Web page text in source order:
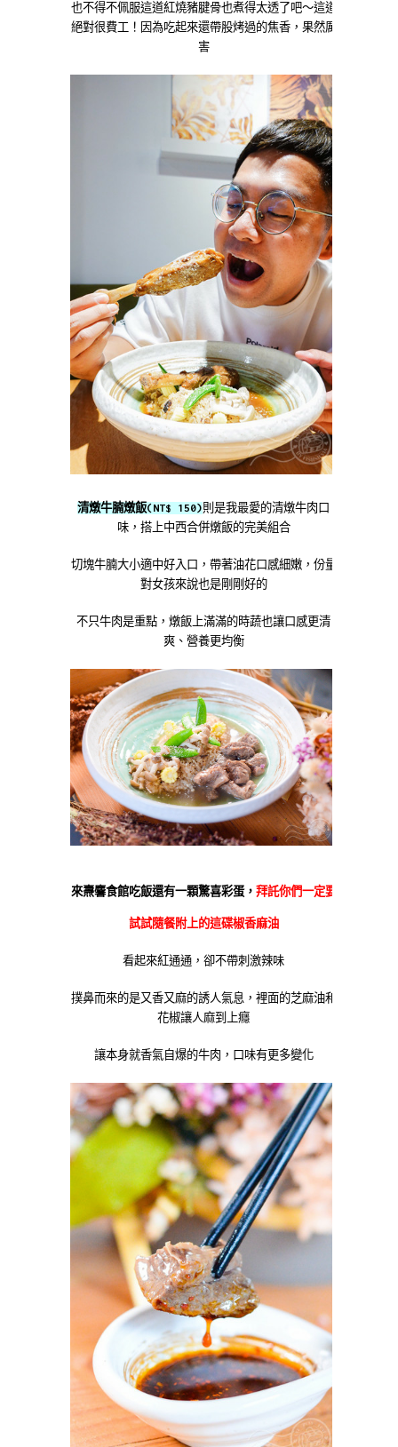
也不得不佩服這道紅燒豬腱骨也煮得太透了吧～這道
絕對很費工！因為吃起來還帶股烤過的焦香，果然厲
害
清燉牛腩燉飯(NT$ 150)則是我最愛的清燉牛肉口
味，搭上中西合併燉飯的完美組合
切塊牛腩大小適中好入口，帶著油花口感細嫩，份量
對女孩來說也是剛剛好的
不只牛肉是重點，燉飯上滿滿的時蔬也讓口感更清
爽、營養更均衡
來燾麘食館吃飯還有一顆驚喜彩蛋， 拜託你們一定要
試試隨餐附上的這碟椒香麻油
看起來紅通通，卻不帶刺激辣味
撲鼻而來的是又香又麻的誘人氣息，裡面的芝麻油和
花椒讓人麻到上癮
讓本身就香氣自爆的牛肉，口味有更多變化